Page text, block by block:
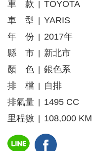
車 款
TOYOTA
車 型
YARIS
年 份
2017年
縣 市
新北市
顏 色
銀色系
排 檔
自排
排氣量
1495 CC
里程數
108,000 KM